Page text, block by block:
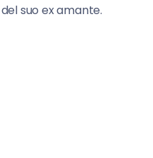
suo ex amante.